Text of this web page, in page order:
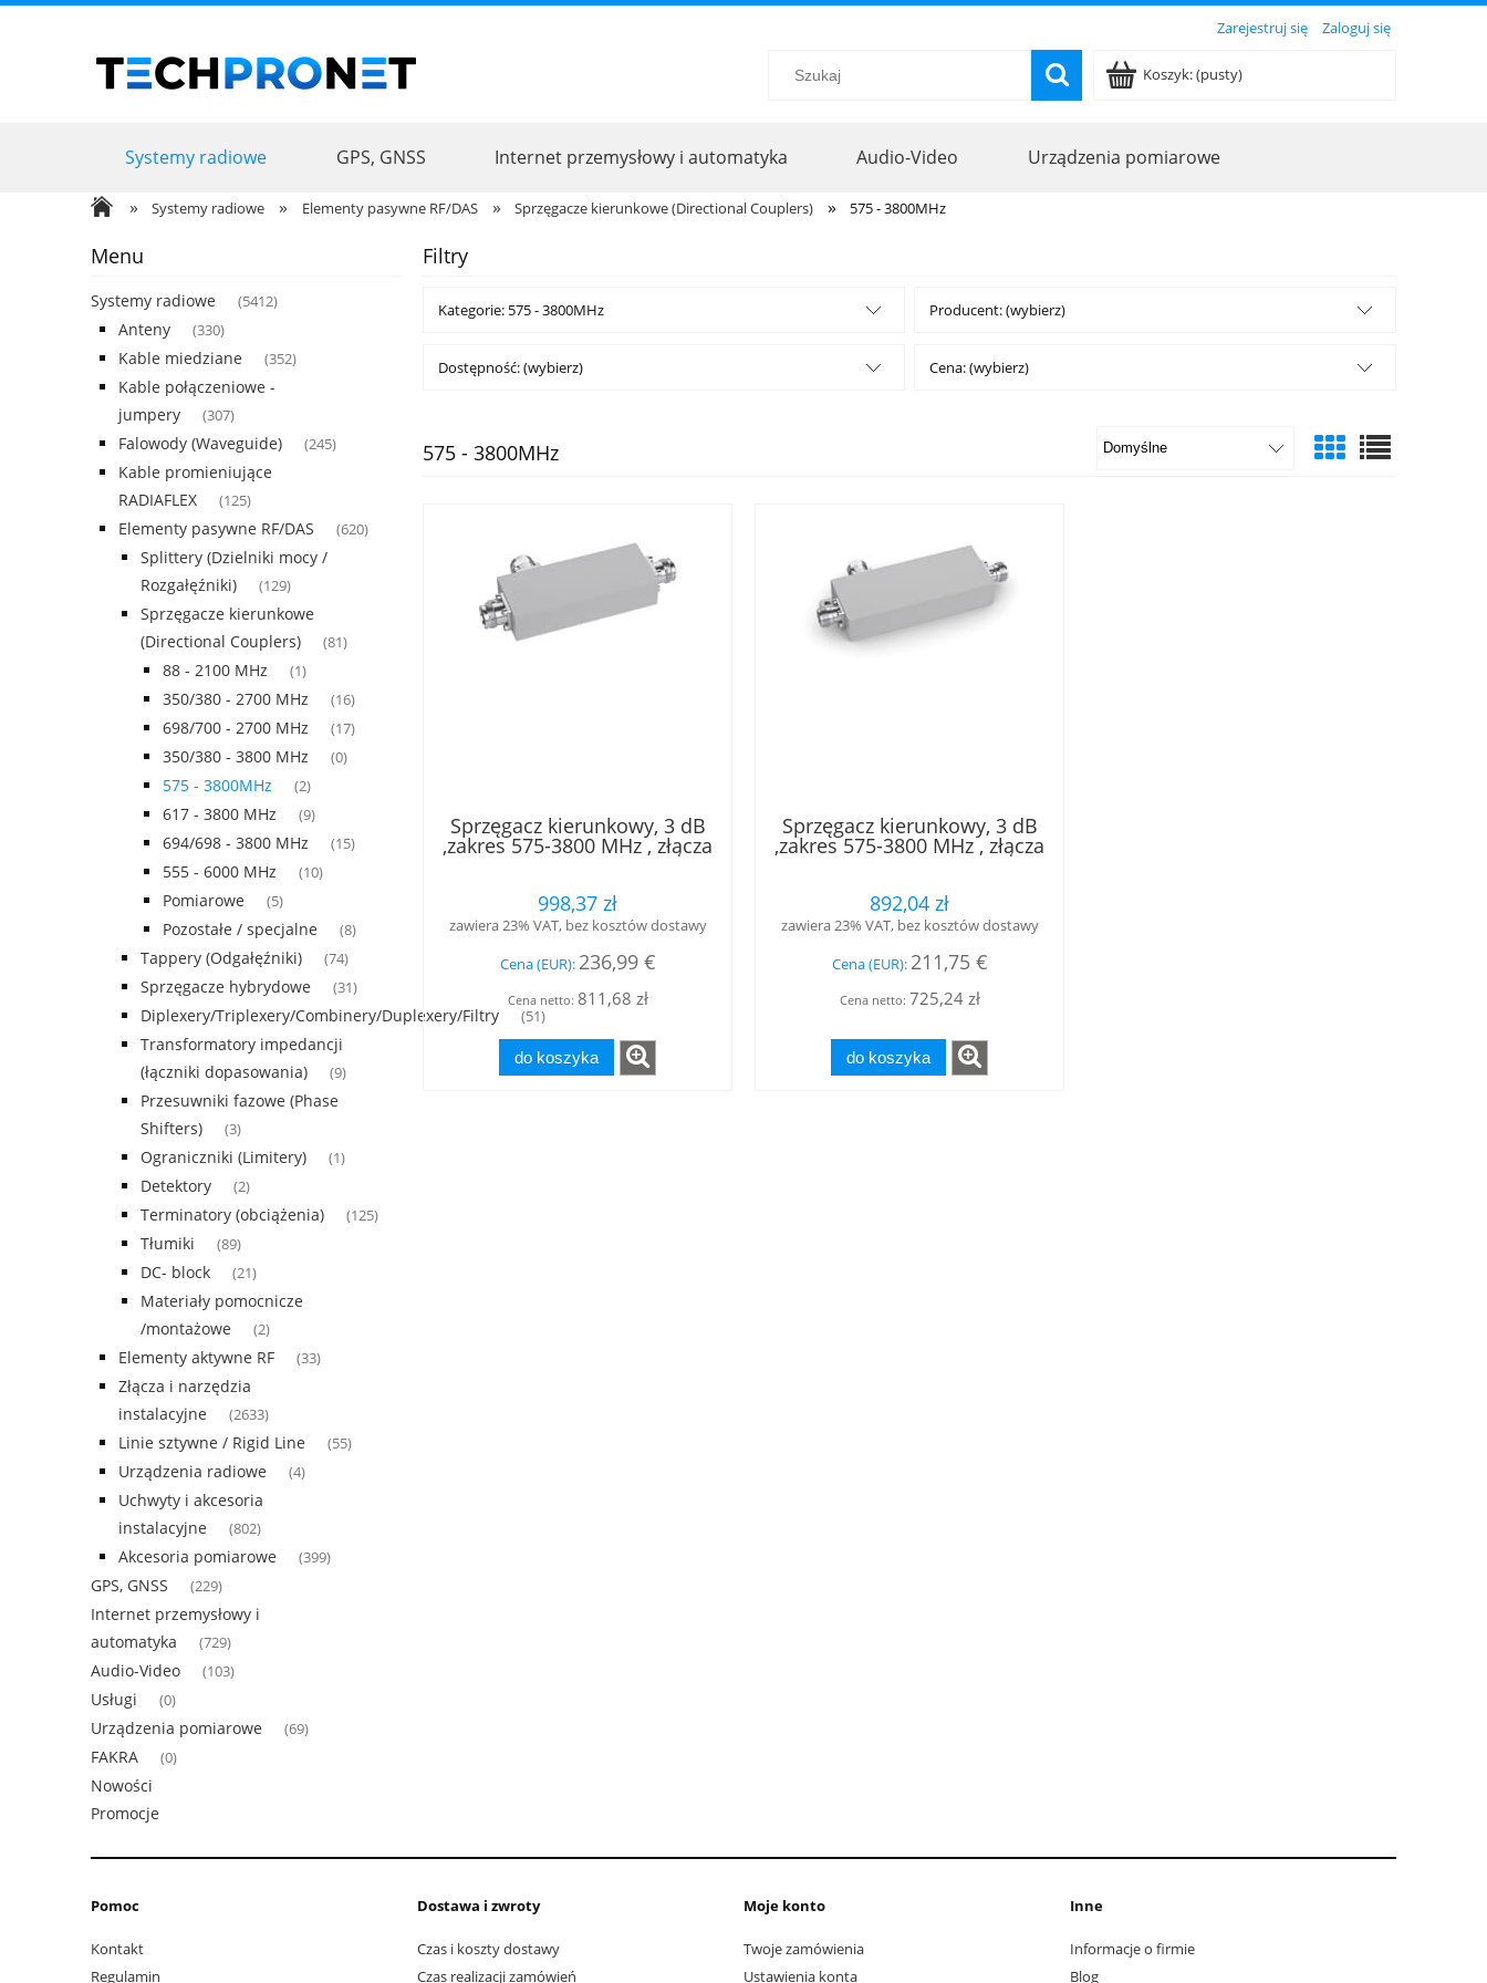
Zarejestruj się Zaloguj się
Koszyk:(pusty)
Systemy radiowe GPS, GNSS Internet przemysłowy i automatyka Audio-Video
Urządzenia pomiarowe
Promocje
Usługi
» Systemy radiowe » Elementy pasywne RF/DAS » Sprzęgacze kierunkowe (Directional Couplers) » 575 - 3800MHz
Menu
Systemy radiowe (5412)
Anteny (330)
Kable miedziane (352)
Kable połączeniowe -
jumpery
(307)
Falowody (Waveguide) (245)
Kable promieniujące
RADIAFLEX
(125)
Elementy pasywne RF/DAS (620)
Splittery (Dzielniki mocy /
Rozgałęźniki)
(129)
Sprzęgacze kierunkowe
(Directional Couplers)
(81)
88 - 2100 MHz (1)
350/380 - 2700 MHz (16)
698/700 - 2700 MHz (17)
350/380 - 3800 MHz (0)
575 - 3800MHz (2)
617 - 3800 MHz (9)
694/698 - 3800 MHz (15)
555 - 6000 MHz (10)
Pomiarowe (5)
Pozostałe / specjalne (8)
Tappery (Odgałęźniki) (74)
Sprzęgacze hybrydowe (31)
Diplexery/Triplexery/Combinery/Duplexery/Filtry (51)
Transformatory impedancji
(łączniki dopasowania)
(9)
Przesuwniki fazowe (Phase
Shifters)
(3)
Ograniczniki (Limitery) (1)
Detektory (2)
Terminatory (obciążenia) (125)
Tłumiki (89)
DC- block (21)
Materiały pomocnicze
/montażowe
(2)
Elementy aktywne RF (33)
Złącza i narzędzia
instalacyjne
(2633)
Linie sztywne / Rigid Line (55)
Urządzenia radiowe (4)
Uchwyty i akcesoria
instalacyjne
(802)
Akcesoria pomiarowe (399)
GPS, GNSS (229)
Internet przemysłowy i
automatyka
(729)
Audio-Video (103)
Usługi (0)
Urządzenia pomiarowe (69)
FAKRA (0)
Nowości
Promocje
Filtry
Kategorie: 575 - 3800MHz Producent: (wybierz)
Dostępność: (wybierz) Cena: (wybierz)
575 - 3800MHz
Sprzęgacz kierunkowy, 3 dB
,zakres 575-3800 MHz , złącza
4.3-10 gniazdo ,IP65, Low PIM
998,37 zł
zawiera 23% VAT, bez kosztów dostawy
Cena (EUR): 236,99 €
Cena netto: 811,68 zł
do koszyka
Sprzęgacz kierunkowy, 3 dB
,zakres 575-3800 MHz , złącza
N gniazdo ,IP65, Low PIM
892,04 zł
zawiera 23% VAT, bez kosztów dostawy
Cena (EUR): 211,75 €
Cena netto: 725,24 zł
do koszyka
Pomoc
Kontakt
Regulamin
Dostawa i zwroty
Czas i koszty dostawy
Czas realizacji zamówień
Moje konto
Twoje zamówienia
Ustawienia konta
Inne
Informacje o firmie
Blog